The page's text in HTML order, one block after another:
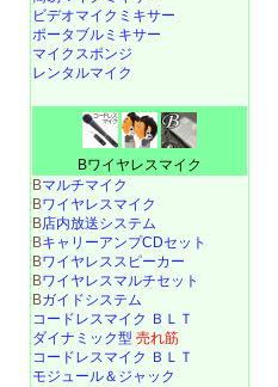
ビデオマイクミキサー
ポータブルミキサー
マイクスポンジ
レンタルマイク
Bワイヤレスマイク
Bマルチマイク
Bワイヤレスマイク
B店内放送システム
BキャリーアンプCDセット
Bワイヤレススピーカー
Bワイヤレスマルチセット
Bガイドシステム
コードレスマイク ＢＬＴ
ダイナミック型 売れ筋
コードレスマイク ＢＬＴ
モジュール＆ジャック